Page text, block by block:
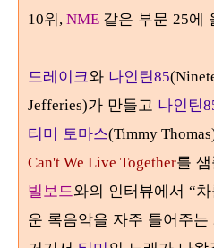
10위, NME 같은 부문 25에
드레이크와 나인틴85
Jefferies)가 만들고 나인틴
티미 토마스(Timmy
Can't We Live Together를
빌보드와의 인터뷰에서 “
운 록음악을 자주 틀어주